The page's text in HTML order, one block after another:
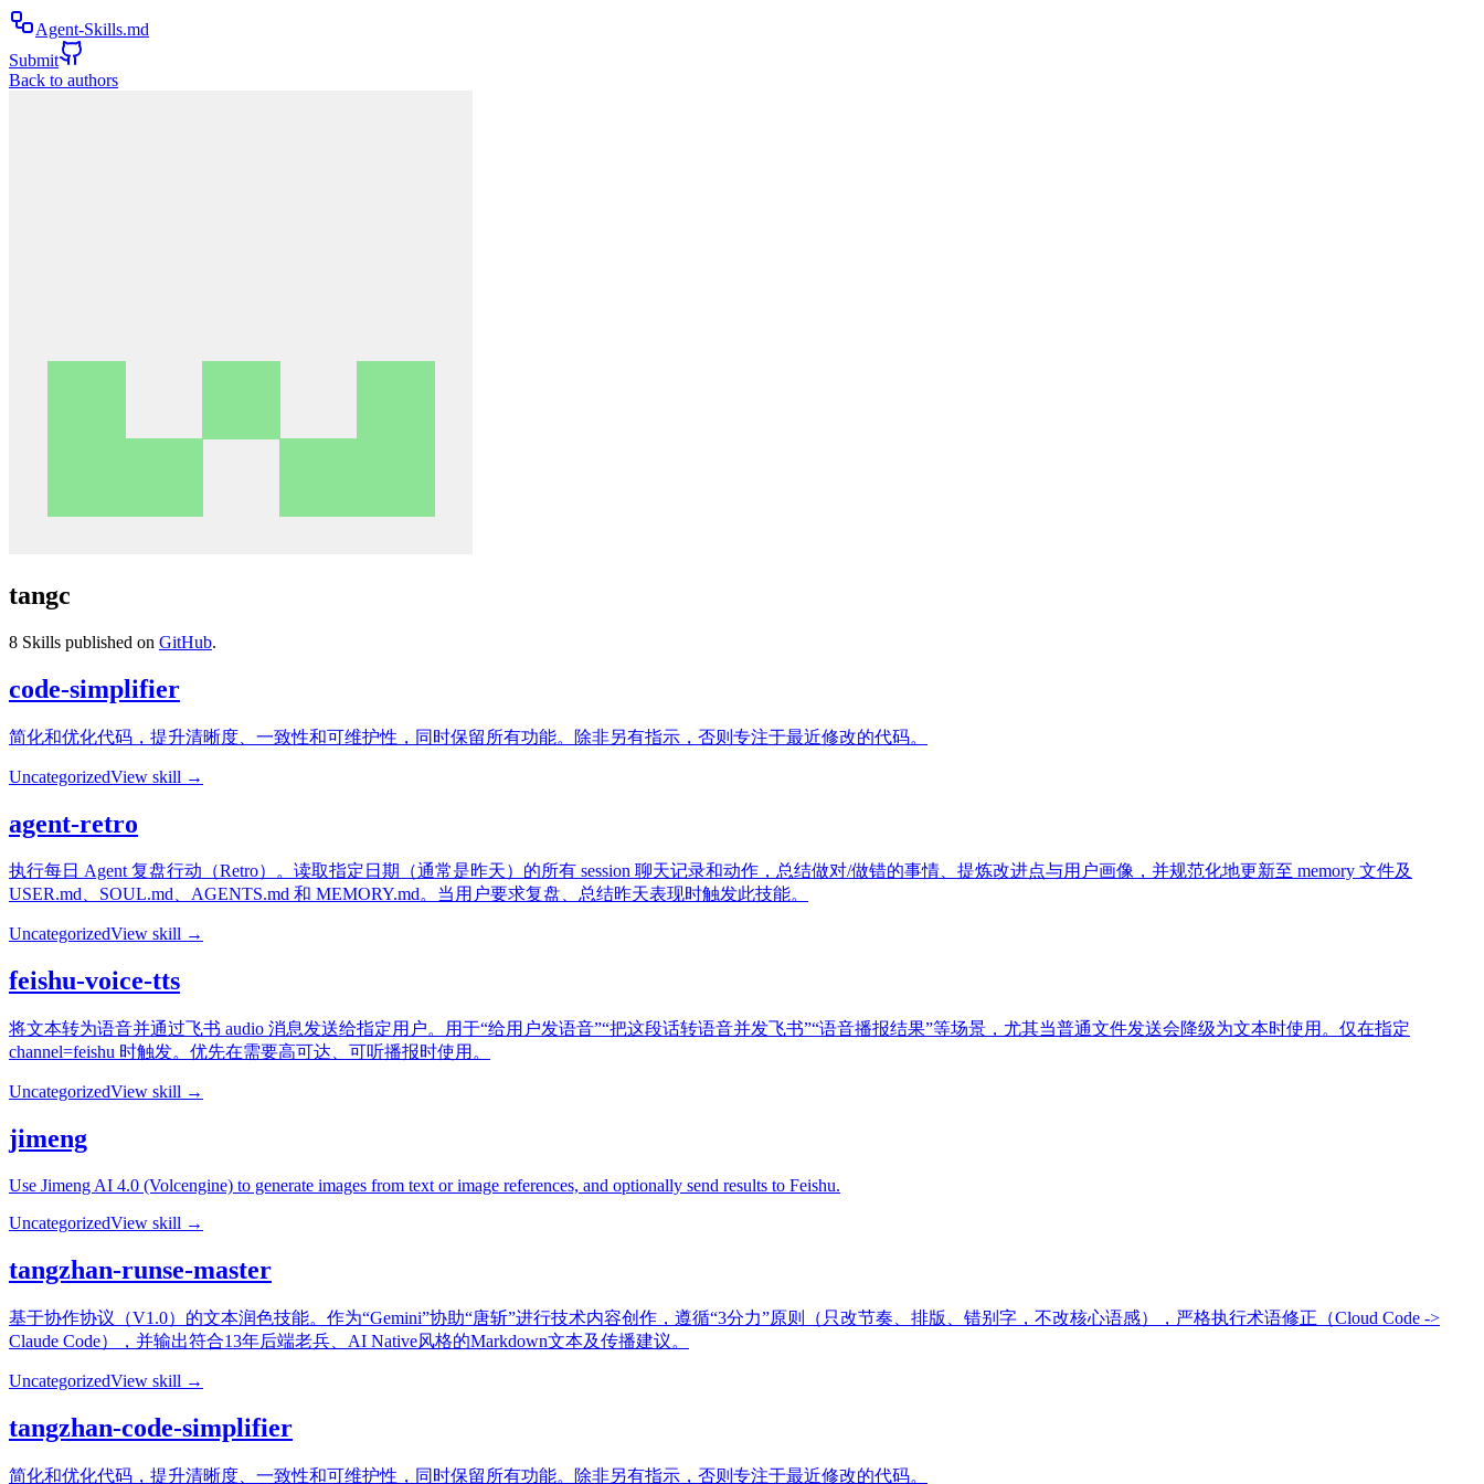
Agent-Skills.md
Submit
Back to authors
tangc
8 Skills published on GitHub.
code-simplifier
简化和优化代码，提升清晰度、一致性和可维护性，同时保留所有功能。除非另有指示，否则专注于最近修改的代码。
UncategorizedView skill →
agent-retro
执行每日 Agent 复盘行动（Retro）。读取指定日期（通常是昨天）的所有 session 聊天记录和动作，总结做对/做错的事情、提炼改进点与用户画像，并规范化地更新至 memory 文件及
USER.md、SOUL.md、AGENTS.md 和 MEMORY.md。当用户要求复盘、总结昨天表现时触发此技能。
UncategorizedView skill →
feishu-voice-tts
将文本转为语音并通过飞书 audio 消息发送给指定用户。用于“给用户发语音”“把这段话转语音并发飞书”“语音播报结果”等场景，尤其当普通文件发送会降级为文本时使用。仅在指定
channel=feishu 时触发。优先在需要高可达、可听播报时使用。
UncategorizedView skill →
jimeng
Use Jimeng AI 4.0 (Volcengine) to generate images from text or image references, and optionally send results to Feishu.
UncategorizedView skill →
tangzhan-runse-master
基于协作协议（V1.0）的文本润色技能。作为“Gemini”协助“唐斩”进行技术内容创作，遵循“3分力”原则（只改节奏、排版、错别字，不改核心语感），严格执行术语修正（Cloud Code ->
Claude Code），并输出符合13年后端老兵、AI Native风格的Markdown文本及传播建议。
UncategorizedView skill →
tangzhan-code-simplifier
简化和优化代码，提升清晰度、一致性和可维护性，同时保留所有功能。除非另有指示，否则专注于最近修改的代码。